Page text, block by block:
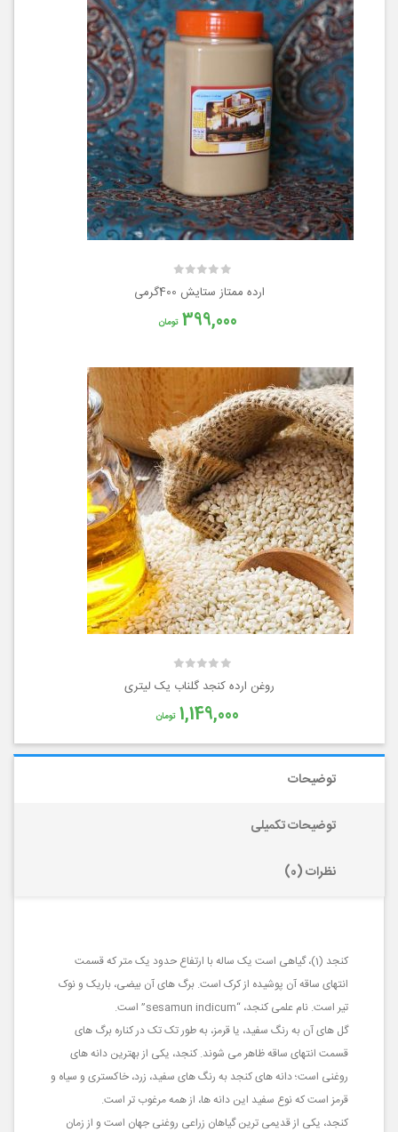
ارده ممتاز ستایش 400گرمی
399,000 تومان
روغن ارده کنجد گلناب یک لیتری
1,149,000 تومان
توضیحات
توضیحات تکمیلی
نظرات (0)
کنجد (1)، گیاهی است یک ساله با ارتفاع حدود یک متر که قسمت
انتهای ساقه آن پوشیده از کرک است. برگ های آن بیضی، باریک و نوک
تیر است. نام علمی کنجد، “sesamun indicum” است.
گل های آن به رنگ سفید، یا قرمز، به طور تک تک در کناره برگ های
قسمت انتهای ساقه ظاهر می شوند. کنجد، یکی از بهترین دانه های
روغنی است؛ دانه های کنجد به رنگ های سفید، زرد، خاکستری و سیاه و
قرمز است که نوع سفید این دانه ها، از همه مرغوب تر است.
کنجد، یکی از قدیمی ترین گیاهان زراعی روغنی جهان است و از زمان